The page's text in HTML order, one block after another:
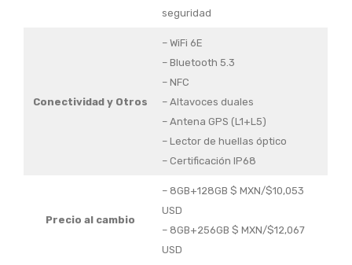
seguridad
Conectividad y Otros
– WiFi 6E
– Bluetooth 5.3
– NFC
– Altavoces duales
– Antena GPS (L1+L5)
– Lector de huellas óptico
– Certificación IP68
Precio al cambio
– 8GB+128GB $ MXN/$10,053
USD
– 8GB+256GB $ MXN/$12,067
USD